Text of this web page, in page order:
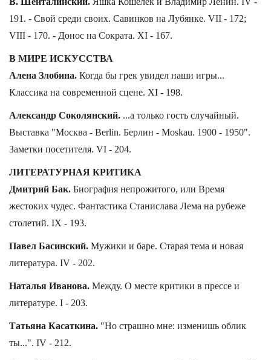
191. - Свой среди своих. Савинков на Лубянке. VII - 172;
VIII - 170. - Донос на Сократа. XI - 167.
В МИРЕ ИСКУССТВА
Алена Злобина. Когда бы грек увидел наши игры...
Классика на современной сцене. XI - 198.
Александр Соколянский. ...а только гость случайный.
Выставка "Москва - Berlin. Берлин - Moskau. 1900 - 1950".
Заметки посетителя. VI - 204.
ЛИТЕРАТУРНАЯ КРИТИКА
Дмитрий Бак. Биография непрожитого, или Время
жестоких чудес. Фантастика Станислава Лема на рубеже
столетий. IX - 193.
Павел Басинский. Мужики и баре. Старая тема и новая
литература. IV - 202.
Наталья Иванова. Между. О месте критики в прессе и
литературе. I - 203.
Татьяна Касаткина. "Но страшно мне: изменишь облик
ты...". IV - 212.